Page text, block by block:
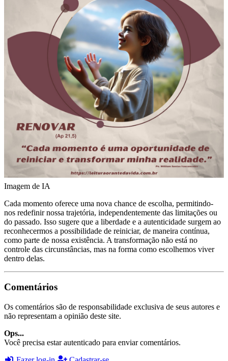
Imagem de IA
Cada momento oferece uma nova chance de escolha, permitindo-
nos redefinir nossa trajetória, independentemente das limitações ou
do passado. Isso sugere que a liberdade e a autenticidade surgem ao
reconhecermos a possibilidade de reiniciar, de maneira contínua,
como parte de nossa existência. A transformação não está no
controle das circunstâncias, mas na forma como escolhemos viver
dentro delas.
Comentários
Os comentários são de responsabilidade exclusiva de seus autores e
não representam a opinião deste site.
Ops...
Você precisa estar autenticado para enviar comentários.